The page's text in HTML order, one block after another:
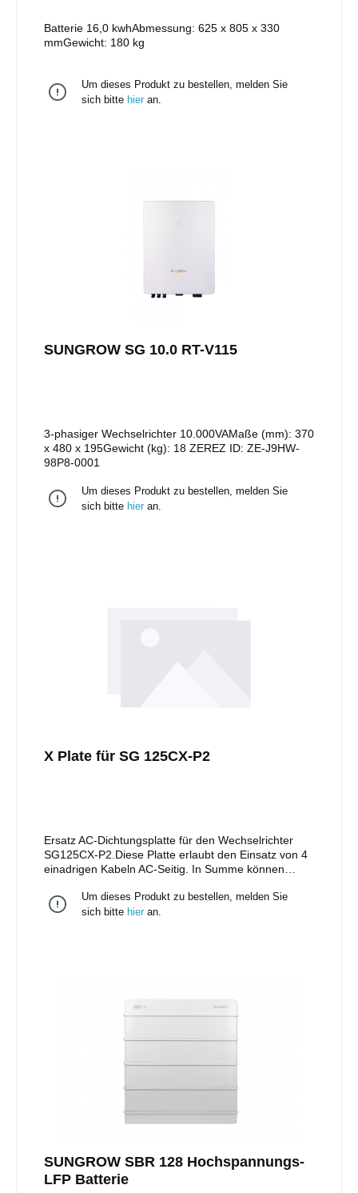
Batterie 16,0 kwhAbmessung: 625 x 805 x 330
mmGewicht: 180 kg
Um dieses Produkt zu bestellen, melden Sie
sich bitte hier an.
SUNGROW SG 10.0 RT-V115
3-phasiger Wechselrichter 10.000VAMaße (mm): 370
x 480 x 195Gewicht (kg): 18 ZEREZ ID: ZE-J9HW-
98P8-0001
Um dieses Produkt zu bestellen, melden Sie
sich bitte hier an.
X Plate für SG 125CX-P2
Ersatz AC-Dichtungsplatte für den Wechselrichter
SG125CX-P2.Diese Platte erlaubt den Einsatz von 4
einadrigen Kabeln AC-Seitig. In Summe können
Um dieses Produkt zu bestellen, melden Sie
sich bitte hier an.
SUNGROW SBR 128 Hochspannungs-
LFP Batterie